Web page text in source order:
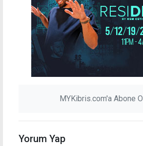
MYKibris.com'a Abone Ol
Yorum Yap